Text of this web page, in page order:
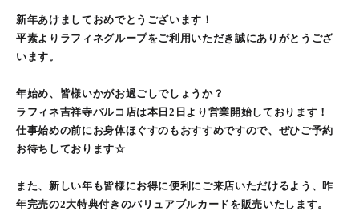
新年あけましておめでとうございます！
平素よりラフィネグループをご利用いただき誠にありがとうござ
います。
年始め、皆様いかがお過ごしでしょうか？
ラフィネ吉祥寺パルコ店は本日2日より営業開始しております！
仕事始めの前にお身体ほぐすのもおすすめですので、ぜひご予約
お待ちしております☆
また、新しい年も皆様にお得に便利にご来店いただけるよう、昨
年完売の2大特典付きのバリュアブルカードを販売いたします。